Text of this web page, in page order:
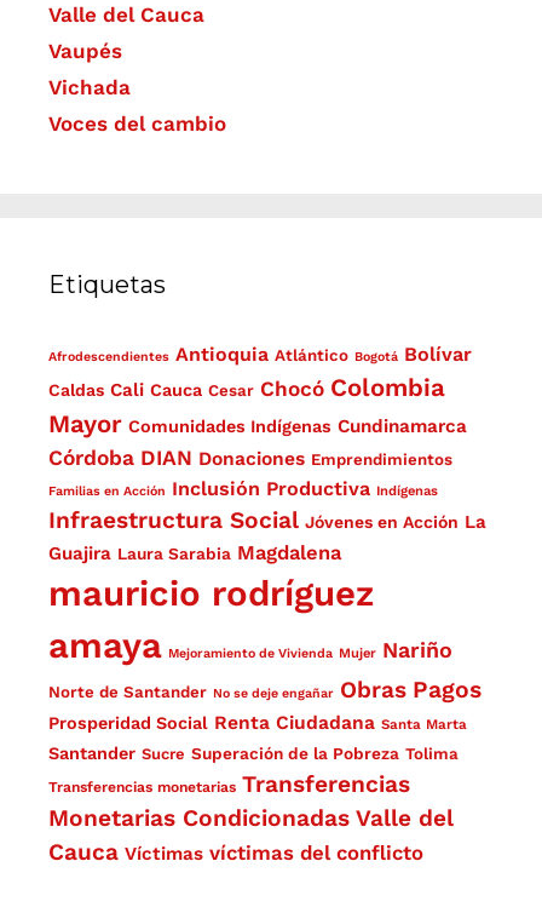
Valle del Cauca
Vaupés
Vichada
Voces del cambio
Etiquetas
Afrodescendientes Antioquia Atlántico Bogotá Bolívar
Caldas Cali Cauca Cesar Chocó Colombia
Mayor Comunidades Indígenas Cundinamarca
Córdoba DIAN Donaciones Emprendimientos
Familias en Acción Inclusión Productiva Indígenas
Infraestructura Social Jóvenes en Acción La
Guajira Laura Sarabia Magdalena
mauricio rodríguez
amaya Mejoramiento de Vivienda Mujer Nariño
Norte de Santander No se deje engañar Obras Pagos
Prosperidad Social Renta Ciudadana Santa Marta
Santander Sucre Superación de la Pobreza Tolima
Transferencias monetarias Transferencias
Monetarias Condicionadas Valle del
Cauca Víctimas víctimas del conflicto